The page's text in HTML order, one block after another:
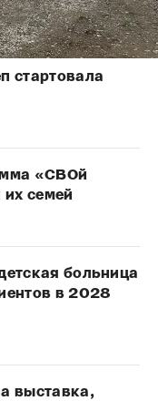
стартовала
«СВОй
семей
больница
в 2028
выставка,